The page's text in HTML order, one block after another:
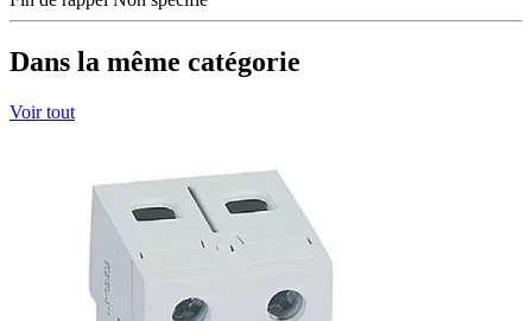
Dans la même catégorie
Voir tout